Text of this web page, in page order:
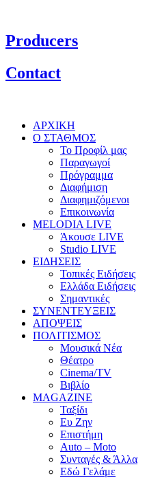
Producers
Contact
ΑΡΧΙΚΗ
Ο ΣΤΑΘΜΟΣ
Το Προφίλ μας
Παραγωγοί
Πρόγραμμα
Διαφήμιση
Διαφημιζόμενοι
Επικοινωνία
MELODIA LIVE
Άκουσε LIVE
Studio LIVE
ΕΙΔΗΣΕΙΣ
Τοπικές Ειδήσεις
Ελλάδα Ειδήσεις
Σημαντικές
ΣΥΝΕΝΤΕΥΞΕΙΣ
ΑΠΟΨΕΙΣ
ΠΟΛΙΤΙΣΜΟΣ
Μουσικά Νέα
Θέατρο
Cinema/TV
Βιβλίο
MAGAZINE
Ταξίδι
Ευ Ζην
Επιστήμη
Auto – Moto
Συνταγές & Άλλα
Εδώ Γελάμε